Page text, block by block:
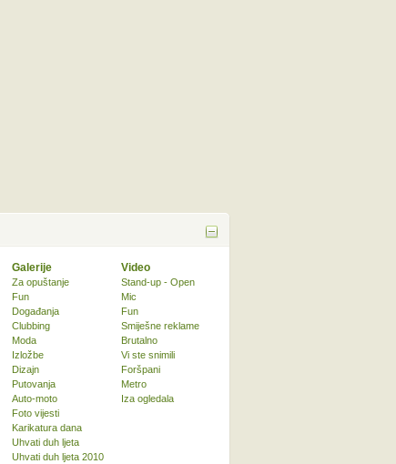
Galerije
Za opuštanje
Fun
Događanja
Clubbing
Moda
Izložbe
Dizajn
Putovanja
Auto-moto
Foto vijesti
Karikatura dana
Uhvati duh ljeta
Uhvati duh ljeta 2010
Video
Stand-up - Open
Mic
Fun
Smiješne reklame
Brutalno
Vi ste snimili
Foršpani
Metro
Iza ogledala